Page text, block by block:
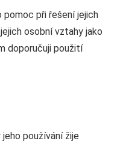
pomoc při řešení jejich
osobní vztahy jako
doporučuji použití
používání žije